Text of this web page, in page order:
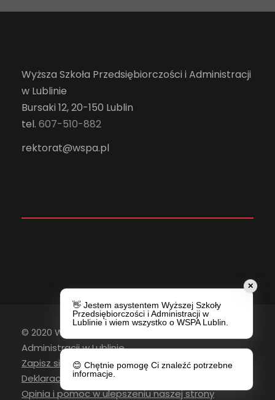
Wyższa Szkoła Przedsiębiorczości i Administracji
w Lublinie
Bursaki 12, 20-150 Lublin
tel. 607-510-882
rektorat@wspa.pl
© 2020 Wyższa Szkoła Przedsiębiorczości i
Administracji w Lublinie
Zapisz się do newslettera
Deklaracja Dostępności
Opinia i pomoc w ulepszeniu naszej strony
✕
👋 Jestem asystentem Wyższej Szkoły
Przedsiębiorczości i Administracji w
Lublinie i wiem wszystko o WSPA Lublin.
😊 Chętnie pomogę Ci znaleźć potrzebne
informacje.